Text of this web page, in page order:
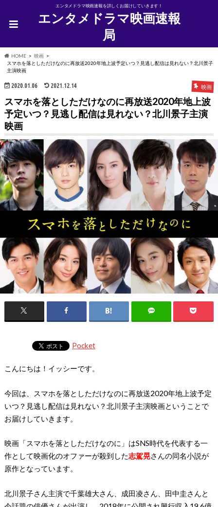
エンタメドラマ映画速報を詳しくお届けしていきます！
エンタメドラマ映画速報
局
HOME
映画
スマホを落としただけなのに再放送2020年地上波予定いつ？見逃し配信は見れない？北川景子
主演映画
2020.01.06 2021.12.14 映画
スマホを落としただけなのに再放送2020年地上波
予定いつ？見逃し配信は見れない？北川景子主演
映画
Pocket
こんにちは！イッシーです。
今回は、スマホを落としただけなのに再放送2020年地上波予定
いつ？見逃し配信は見れない？北川景子主演映画ということで
お届けしていきます。
映画「スマホを落としただけなのに」はSNS時代を代表する一
作として映画化のオファーが殺到した志駕晃さんの同名小説が
原作となっています。
北川景子さん主演で千葉雄大さん、成田凌さん、田中圭さんと